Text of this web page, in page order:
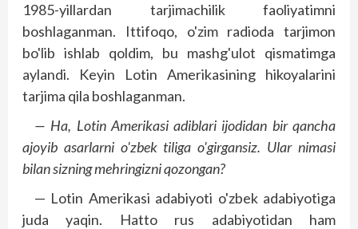
1985-yillardan tarjimachilik faoliyatimni
boshlaganman. Ittifoqo, o'zim radioda tarjimon
bo'lib ishlab qoldim, bu mashg'ulot qismatimga
aylandi. Keyin Lotin Amerikasining hikoyalarini
tarjima qila boshlaganman.
— Ha, Lotin Amerikasi adiblari ijodidan bir qancha
ajoyib asarlarni o'zbek tiliga o'girgansiz. Ular nimasi
bilan sizning mehringizni qozongan?
— Lotin Amerikasi adabiyoti o'zbek adabiyotiga
juda yaqin. Hatto rus adabiyotidan ham